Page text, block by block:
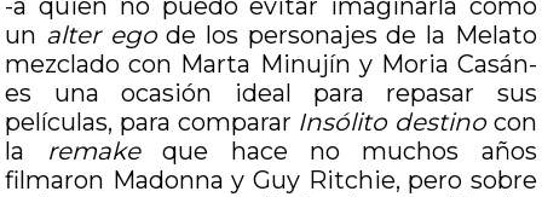
-a quien no puedo evitar imaginarla como
un alter egode los personajes de la Melato
mezclado con Marta Minujín y Moria Casán-
es una ocasión ideal para repasar sus
películas, para comparar Insólito destinocon
la remakeque hace no muchos años
filmaron Madonna y Guy Ritchie, pero sobre